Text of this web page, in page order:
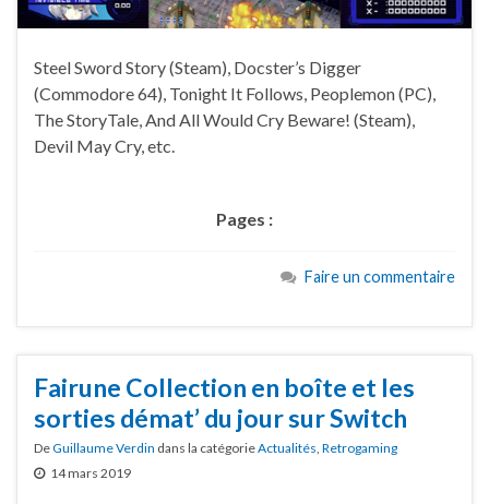
Steel Sword Story (Steam), Docster’s Digger
(Commodore 64), Tonight It Follows, Peoplemon (PC),
The StoryTale, And All Would Cry Beware! (Steam),
Devil May Cry, etc.
Pages :
Faire un commentaire
Fairune Collection en boîte et les
sorties démat’ du jour sur Switch
DeGuillaume Verdin dans la catégorieActualités Retrogaming
14 mars 2019